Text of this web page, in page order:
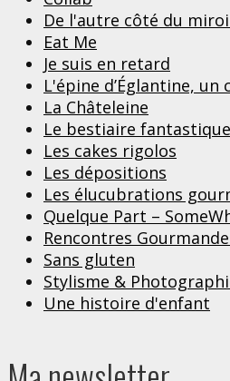
De l'autre côté du
Eat Me
Je suis en retard
L'épine d’Églantine,
La Châteleine
Le bestiaire
Les cakes rigolos
Les dépositions
Les élucubrations
Quelque Part –
Rencontres
Sans gluten
Stylisme &
Une histoire d'enfant